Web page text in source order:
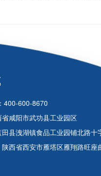
400-600-8670
咸阳市武功县工业园区
县洩湖镇食品工业园铺北路十
西省西安市雁塔区雁翔路旺座